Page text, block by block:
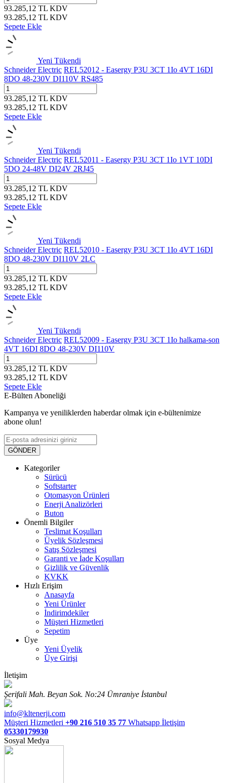
93.285,12 TL KDV
93.285,12 TL KDV
Sepete Ekle
Yeni Tükendi
Schneider Electric REL52012 - Easergy P3U 3CT 1Io 4VT 16DI
8DO 48-230V DI110V RS485
93.285,12 TL KDV
93.285,12 TL KDV
Sepete Ekle
Yeni Tükendi
Schneider Electric REL52011 - Easergy P3U 3CT 1Io 1VT 10DI
5DO 24-48V DI24V 2RJ45
93.285,12 TL KDV
93.285,12 TL KDV
Sepete Ekle
Yeni Tükendi
Schneider Electric REL52010 - Easergy P3U 3CT 1Io 4VT 16DI
8DO 48-230V DI110V 2LC
93.285,12 TL KDV
93.285,12 TL KDV
Sepete Ekle
Yeni Tükendi
Schneider Electric REL52009 - Easergy P3U 3CT 1Io halkama-son
4VT 16DI 8DO 48-230V DI110V
93.285,12 TL KDV
93.285,12 TL KDV
Sepete Ekle
E-Bülten Aboneliği
Kampanya ve yeniliklerden haberdar olmak için e-bültenimize
abone olun!
GÖNDER
Kategoriler
Sürücü
Softstarter
Otomasyon Ürünleri
Enerji Analizörleri
Buton
Önemli Bilgiler
Teslimat Koşulları
Üyelik Sözleşmesi
Satış Sözleşmesi
Garanti ve İade Koşulları
Gizlilik ve Güvenlik
KVKK
Hızlı Erişim
Anasayfa
Yeni Ürünler
İndirimdekiler
Müşteri Hizmetleri
Sepetim
Üye
Yeni Üyelik
Üye Girişi
İletişim
Şerifali Mah. Beyan Sok. No:24 Ümraniye İstanbul
info@kltenerji.com
Müşteri Hizmetleri +90 216 510 35 77 Whatsapp İletişim
05330179930
Sosyal Medya